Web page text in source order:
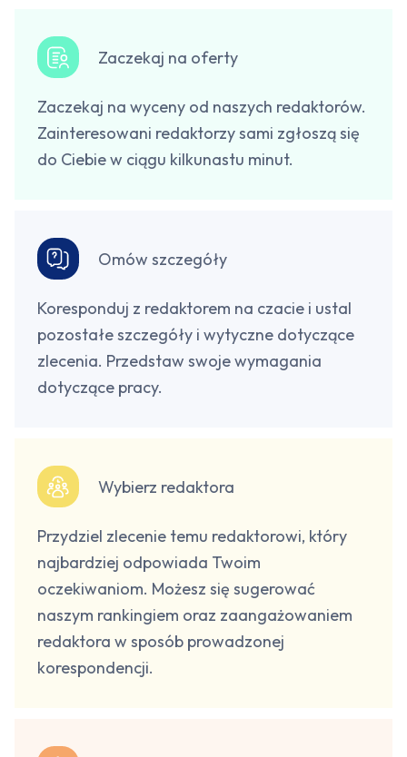
Zaczekaj na oferty
Zaczekaj na wyceny od naszych redaktorów.
Zainteresowani redaktorzy sami zgłoszą się
do Ciebie w ciągu kilkunastu minut.
Omów szczegóły
Koresponduj z redaktorem na czacie i ustal
pozostałe szczegóły i wytyczne dotyczące
zlecenia. Przedstaw swoje wymagania
dotyczące pracy.
Wybierz redaktora
Przydziel zlecenie temu redaktorowi, który
najbardziej odpowiada Twoim
oczekiwaniom. Możesz się sugerować
naszym rankingiem oraz zaangażowaniem
redaktora w sposób prowadzonej
korespondencji.